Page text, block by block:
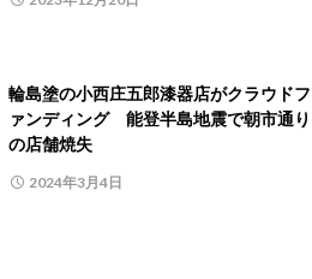
輪島塗の小西庄五郎漆器店がクラウドフ
ァンディング 能登半島地震で朝市通り
の店舗焼失
2024年3月4日